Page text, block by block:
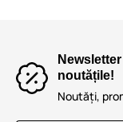
noutățile!
Noutăți,